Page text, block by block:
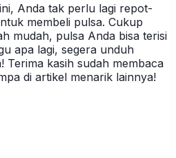
Anda tak perlu lagi repot-
membeli pulsa. Cukup
mudah, pulsa Anda bisa terisi
apa lagi, segera unduh
Terima kasih sudah membaca
di artikel menarik lainnya!